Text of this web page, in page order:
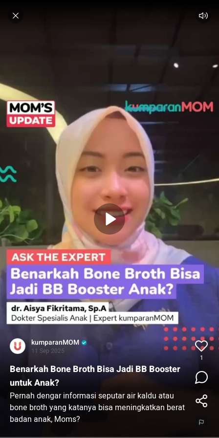
kumparanMOM
11 Sep 2025
Benarkah Bone Broth Bisa Jadi BB Booster
untuk Anak?
Pernah dengar informasi seputar air kaldu atau
bone broth yang katanya bisa meningkatkan berat
badan anak, Moms?
1